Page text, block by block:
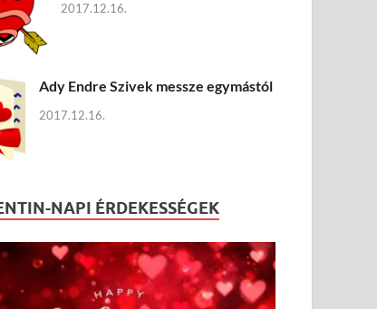
2017.12.16.
Ady Endre Szivek messze egymástól
2017.12.16.
NAPI ÉRDEKESSÉGEK